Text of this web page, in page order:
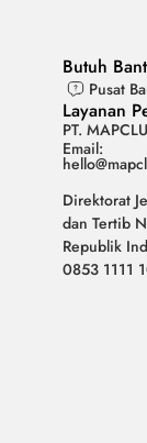
Butuh
Pusat
Layanan
PT.
Email:
Direktorat
dan Tertib
Republik
0853 1111